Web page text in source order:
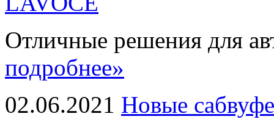
Отличные решения для
подробнее»
02.06.2021 Новые